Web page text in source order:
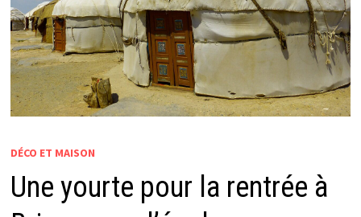
DÉCO ET MAISON
Une yourte pour la rentrée à